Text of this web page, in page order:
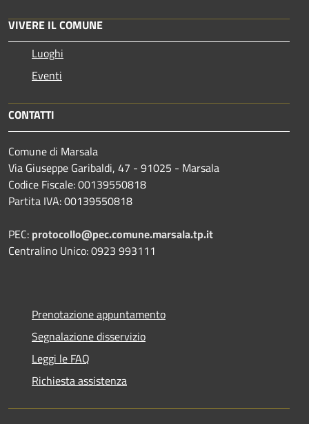
VIVERE IL COMUNE
Luoghi
Eventi
CONTATTI
Comune di Marsala
Via Giuseppe Garibaldi, 47 - 91025 - Marsala
Codice Fiscale: 00139550818
Partita IVA: 00139550818
PEC: protocollo@pec.comune.marsala.tp.it
Centralino Unico: 0923 993111
Prenotazione appuntamento
Segnalazione disservizio
Leggi le FAQ
Richiesta assistenza